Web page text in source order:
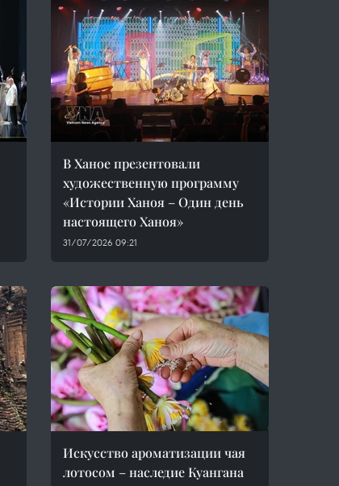
В Ханое презентовали
художественную программу
«Истории Ханоя – Один день
настоящего Ханоя»
31/07/2026 09:21
Искусство ароматизации чая
лотосом – наследие Куангана